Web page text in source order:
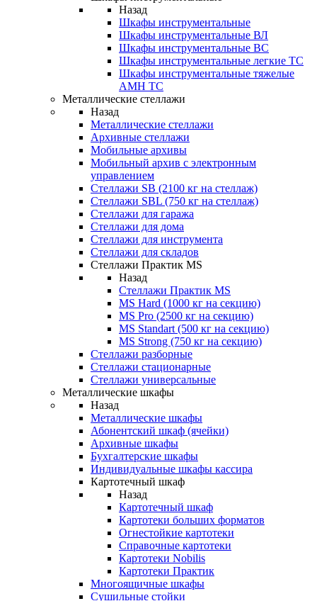
Назад
Шкафы инструментальные
Шкафы инструментальные ВЛ
Шкафы инструментальные ВС
Шкафы инструментальные легкие ТС
Шкафы инструментальные тяжелые
AMH TC
Металлические стеллажи
Назад
Металлические стеллажи
Архивные стеллажи
Мобильные архивы
Мобильный архив с электронным
управлением
Стеллажи SB (2100 кг на стеллаж)
Стеллажи SBL (750 кг на стеллаж)
Стеллажи для гаража
Стеллажи для дома
Стеллажи для инструмента
Стеллажи для складов
Стеллажи Практик MS
Назад
Стеллажи Практик MS
MS Hard (1000 кг на секцию)
MS Pro (2500 кг на секцию)
MS Standart (500 кг на секцию)
MS Strong (750 кг на секцию)
Стеллажи разборные
Стеллажи стационарные
Стеллажи универсальные
Металлические шкафы
Назад
Металлические шкафы
Абонентский шкаф (ячейки)
Архивные шкафы
Бухгалтерские шкафы
Индивидуальные шкафы кассира
Картотечный шкаф
Назад
Картотечный шкаф
Картотеки больших форматов
Огнестойкие картотеки
Справочные картотеки
Картотеки Nobilis
Картотеки Практик
Многоящичные шкафы
Сушильные стойки